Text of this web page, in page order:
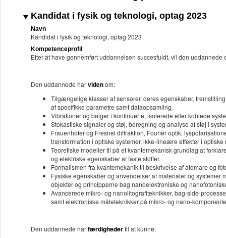
Kandidat i fysik og teknologi, optag 2023
Navn
Kandidat i fysik og teknologi, optag 2023
Kompetenceprofil
Efter at have gennemført uddannelsen succesfuldt, vil den uddannede
Den uddannede harvidenom:
Tilgængelige klasser af sensorer, deres egenskaber,
af specifikke parametre samt dataopsamling.
Vibrationer og bølger i kontinuerte, isolerede eller koblede
Stokastiske signaler og støj, beregning og analyse af støj i
Frauenhofer og Fresnel diffraktion, Fourier optik,
transformation i optiske systemer, ikke-lineære effekter i
Teoretiske modeller til på et kvantemekanisk grundlag at
og elektriske egenskaber af faste stoffer.
Formalismen fra kvantemekanik til beskrivelse af atomare og
Fysiske egenskaber og anvendelser af materialer og
objekter og principperne bag nanoelektroniske og
Avancerede mikro- og nanolitografiteknikker, bag-side-
samt elektroniske måleteknikker på mikro- og nano-
Den uddannede harfærdighedertil at kunne: